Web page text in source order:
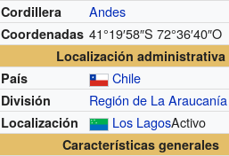
Cordillera Andes
Coordenadas 41°19′58″S 72°36′40″O
Localización administrativa
País
Chile
División Región de La Araucanía
Localización Los LagosActivo
Características generales